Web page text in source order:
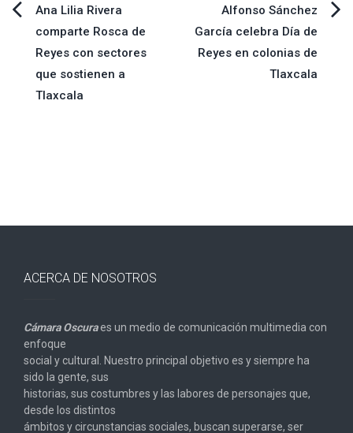
Navegación
de
entradas
Ana Lilia Rivera
comparte Rosca de
Reyes con sectores
que sostienen a
Tlaxcala
Alfonso Sánchez
García celebra Día de
Reyes en colonias de
Tlaxcala
ACERCA DE NOSOTROS
Cámara Oscuraes un medio de comunicación multimedia con
enfoque
social y cultural. Nuestro principal objetivo es y siempre ha
sido la gente, sus
historias, sus costumbres y las labores de personajes que,
desde los distintos
ámbitos y circunstancias sociales, buscan superarse, ser